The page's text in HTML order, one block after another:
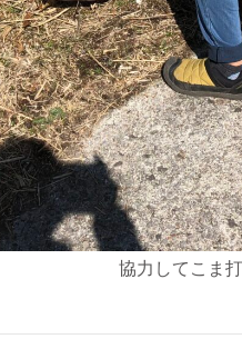
協力してこま